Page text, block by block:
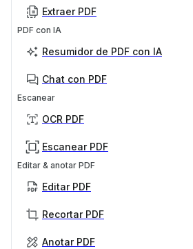
Extraer PDF
PDF con IA
Resumidor de PDF con IA
Chat con PDF
Escanear
OCR PDF
Escanear PDF
Editar & anotar PDF
Editar PDF
Recortar PDF
Anotar PDF